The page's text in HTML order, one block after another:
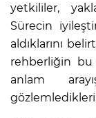
yetkililer,
Sürecin
aldıklarını
rehberliğin bu
anlam